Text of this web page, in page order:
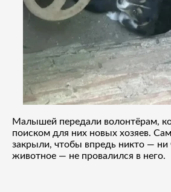
Малышей передали волонтёрам,
поиском для них новых хозяев.
закрыли, чтобы впредь никто — ни
животное — не провалился в него.